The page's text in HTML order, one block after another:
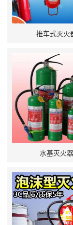
推车式灭火
水基灭火器